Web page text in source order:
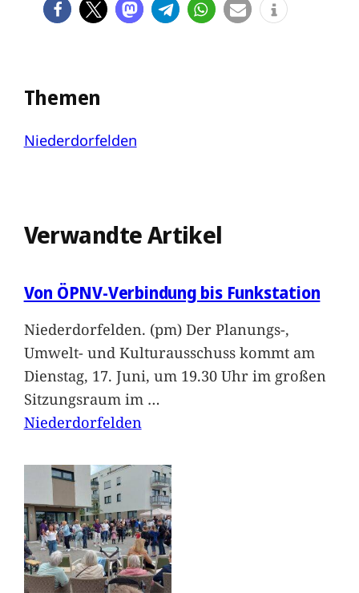
Themen
Niederdorfelden
Verwandte Artikel
Von ÖPNV-Verbindung bis Funkstation
Niederdorfelden. (pm) Der Planungs-,
Umwelt- und Kulturausschuss kommt am
Dienstag, 17. Juni, um 19.30 Uhr im großen
Sitzungsraum im …
Niederdorfelden